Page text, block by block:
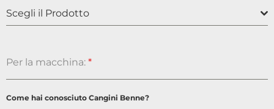
Scegli il Prodotto
Per la macchina: *
Come hai conosciuto Cangini Benne?